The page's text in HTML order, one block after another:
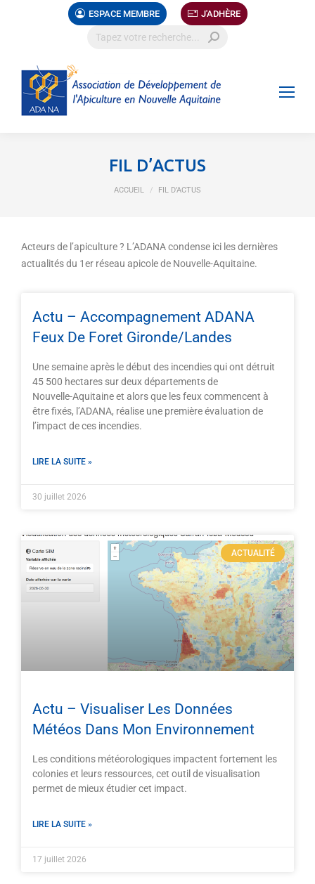
ESPACE MEMBRE J'ADHÈRE
FIL D’ACTUS
Vous êtes ici :
ACCUEIL FIL D’ACTUS
Acteurs de l’apiculture ? L’ADANA condense ici les dernières
actualités du 1er réseau apicole de Nouvelle-Aquitaine.
Actu – Accompagnement ADANA
Feux De Foret Gironde/Landes
Une semaine après le début des incendies qui ont détruit
45 500 hectares sur deux départements de
Nouvelle-Aquitaine et alors que les feux commencent à
être fixés, l’ADANA, réalise une première évaluation de
l’impact de ces incendies.
LIRE LA SUITE »
30 juillet 2026
ACTUALITÉ
Actu – Visualiser Les Données
Météos Dans Mon Environnement
Les conditions météorologiques impactent fortement les
colonies et leurs ressources, cet outil de visualisation
permet de mieux étudier cet impact.
LIRE LA SUITE »
17 juillet 2026